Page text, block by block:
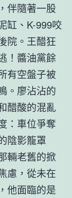
伴隨著一股
缸、K-999咬
院。王醋狂
！醬油黨餘
有空盤子被
。廖沾沾的
醋酸的混亂
：車位爭奪
陰影籠罩
輛老舊的掀
慮，從未在
他面臨的是